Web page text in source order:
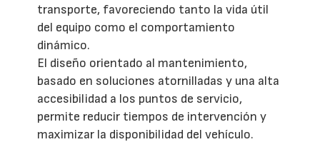
transporte, favoreciendo tanto la vida útil
del equipo como el comportamiento
dinámico.
El diseño orientado al mantenimiento,
basado en soluciones atornilladas y una alta
accesibilidad a los puntos de servicio,
permite reducir tiempos de intervención y
maximizar la disponibilidad del vehículo.